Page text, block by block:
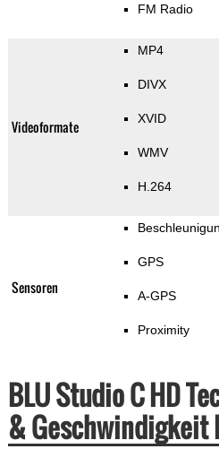
FM Radio
Videoformate
MP4
DIVX
XVID
WMV
H.264
Sensoren
GPS
A-GPS
Proximity
BLU Studio C HD
& Geschwindigkeit